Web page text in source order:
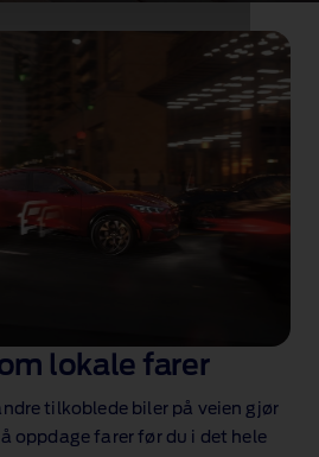
for å gjøre hver
lokale farer
tilkoblede biler på veien gjør
oppdage farer før du i det hele